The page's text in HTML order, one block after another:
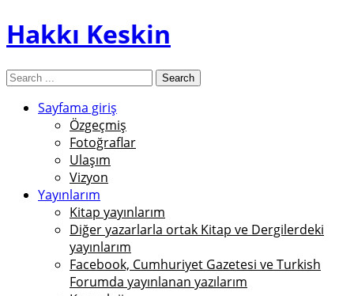
Hakkı Keskin
Sayfama giriş
Özgeçmiş
Fotoğraflar
Ulaşım
Vizyon
Yayınlarım
Kitap yayınlarım
Diğer yazarlarla ortak Kitap ve Dergilerdeki
yayınlarım
Facebook, Cumhuriyet Gazetesi ve Turkish
Forumda yayınlanan yazılarım